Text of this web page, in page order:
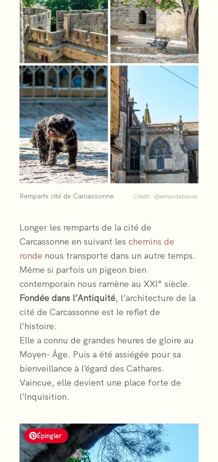
Remparts cité de Carcassonne Crédit : @amandebasilic
Longer les remparts de la cité de
Carcassonne en suivant les chemins de
ronde nous transporte dans un autre temps.
Même si parfois un pigeon bien
contemporain nous ramène au XXI° siècle.
Fondée dans l’Antiquité, l’architecture de la
cité de Carcassonne est le reflet de
l’histoire.
Elle a connu de grandes heures de gloire au
Moyen- Âge. Puis a été assiégée pour sa
bienveillance à l’égard des Cathares.
Vaincue, elle devient une place forte de
l’Inquisition.
Épingler